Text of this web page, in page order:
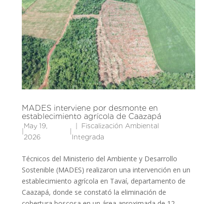
MADES interviene por desmonte en
establecimiento agrícola de Caazapá
May 19,
2026
Fiscalización Ambiental
Integrada
Técnicos del Ministerio del Ambiente y Desarrollo
Sostenible (MADES) realizaron una intervención en un
establecimiento agrícola en Tavaí, departamento de
Caazapá, donde se constató la eliminación de